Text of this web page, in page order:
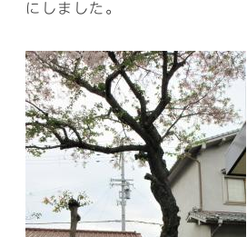
にしました。